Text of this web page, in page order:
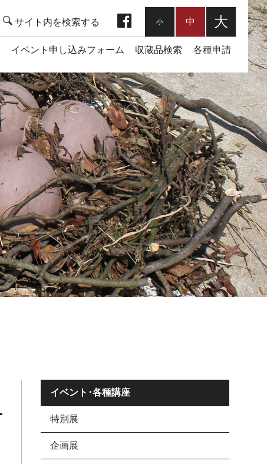
イベント申し込みフォーム 収蔵品検索 各種申請
小 中 大
イベント･各種講座
特別展
企画展